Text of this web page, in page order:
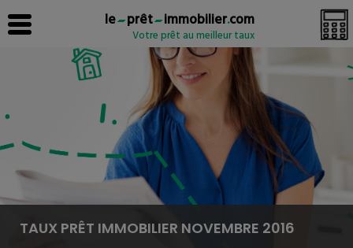
le prêt immobilier.com
Votre prêt au meilleur taux
TAUX PRÊT IMMOBILIER NOVEMBRE 2016